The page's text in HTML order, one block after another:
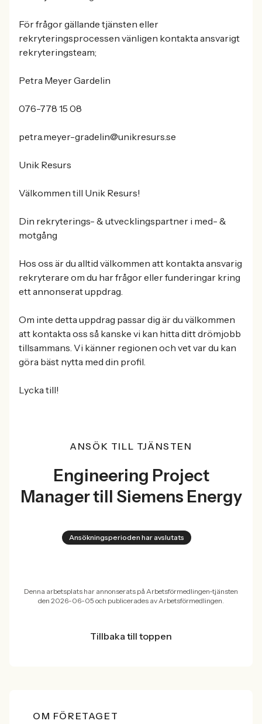
För frågor gällande tjänsten eller
rekryteringsprocessen vänligen kontakta ansvarigt
rekryteringsteam;
Petra Meyer Gardelin
076-778 15 08
petra.meyer-gradelin@unikresurs.se
Unik Resurs
Välkommen till Unik Resurs!
Din rekryterings- & utvecklingspartner i med- &
motgång
Hos oss är du alltid välkommen att kontakta ansvarig
rekryterare om du har frågor eller funderingar kring
ett annonserat uppdrag.
Om inte detta uppdrag passar dig är du välkommen
att kontakta oss så kanske vi kan hitta ditt drömjobb
tillsammans. Vi känner regionen och vet var du kan
göra bäst nytta med din profil.
Lycka till!
ANSÖK TILL TJÄNSTEN
Engineering Project
Manager till Siemens Energy
Ansökningsperioden har avslutats
Denna arbetsplats har annonserats på Arbetsförmedlingen-tjänsten
den 2026-06-05 och publicerades av Arbetsförmedlingen.
Tillbaka till toppen
OM FÖRETAGET